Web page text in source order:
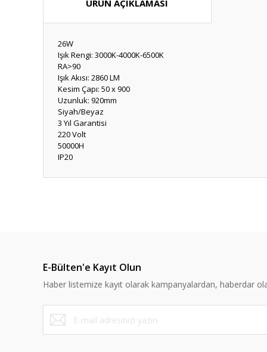
ÜRÜN AÇIKLAMASI
26W
Işık Rengi: 3000K-4000K-6500K
RA>90
Işık Akısı: 2860 LM
Kesim Çapı: 50 x 900
Uzunluk: 920mm
Siyah/Beyaz
3 Yıl Garantisi
220 Volt
50000H
IP20
Ürün bilgilerinde hatalar bulunuyor.
Ürün fiyatı diğer sitelerden daha pahalı.
Bu ürüne benzer farklı alternatifler olmalı.
E-Bülten'e Kayıt Olun
Haber listemize kayıt olarak kampanyalardan, haberdar